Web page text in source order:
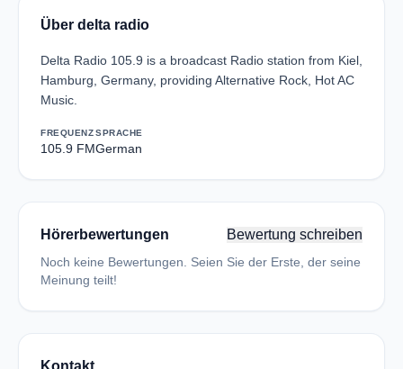
Über delta radio
Delta Radio 105.9 is a broadcast Radio station from Kiel,
Hamburg, Germany, providing Alternative Rock, Hot AC
Music.
FREQUENZ
105.9 FM
SPRACHE
German
Hörerbewertungen Bewertung schreiben
Noch keine Bewertungen. Seien Sie der Erste, der seine
Meinung teilt!
Kontakt